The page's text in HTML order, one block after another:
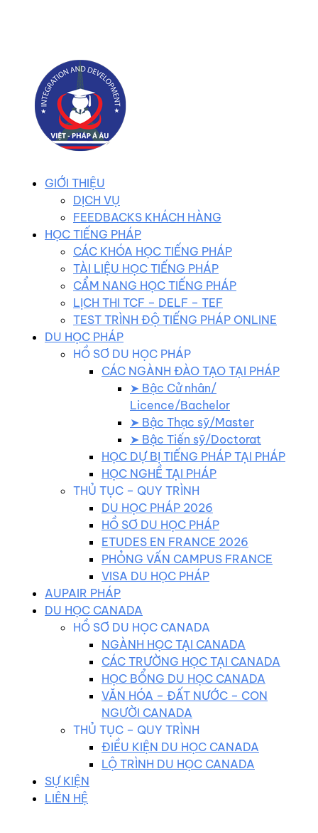
GIỚI THIỆU
DỊCH VỤ
FEEDBACKS KHÁCH HÀNG
HỌC TIẾNG PHÁP
CÁC KHÓA HỌC TIẾNG PHÁP
TÀI LIỆU HỌC TIẾNG PHÁP
CẨM NANG HỌC TIẾNG PHÁP
LỊCH THI TCF – DELF – TEF
TEST TRÌNH ĐỘ TIẾNG PHÁP ONLINE
DU HỌC PHÁP
HỒ SƠ DU HỌC PHÁP
CÁC NGÀNH ĐÀO TẠO TẠI PHÁP
➤ Bậc Cử nhân/
Licence/Bachelor
➤ Bậc Thạc sỹ/Master
➤ Bậc Tiến sỹ/Doctorat
HỌC DỰ BỊ TIẾNG PHÁP TẠI PHÁP
HỌC NGHỀ TẠI PHÁP
THỦ TỤC – QUY TRÌNH
DU HỌC PHÁP 2026
HỒ SƠ DU HỌC PHÁP
ETUDES EN FRANCE 2026
PHỎNG VẤN CAMPUS FRANCE
VISA DU HỌC PHÁP
AUPAIR PHÁP
DU HỌC CANADA
HỒ SƠ DU HỌC CANADA
NGÀNH HỌC TẠI CANADA
CÁC TRƯỜNG HỌC TẠI CANADA
HỌC BỔNG DU HỌC CANADA
VĂN HÓA – ĐẤT NƯỚC – CON
NGƯỜI CANADA
THỦ TỤC – QUY TRÌNH
ĐIỀU KIỆN DU HỌC CANADA
LỘ TRÌNH DU HỌC CANADA
SỰ KIỆN
LIÊN HỆ